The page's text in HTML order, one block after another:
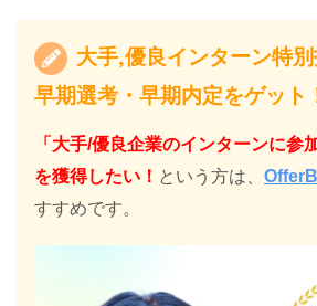
大手,優良インターン特
早期選考・早期内定をゲット
「大手/優良企業のインターンに参
を獲得したい！ という方は、
すすめです。